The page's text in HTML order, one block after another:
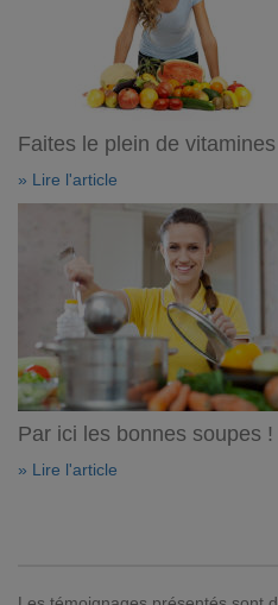
Faites le plein de vitamines
» Lire l'article
Par ici les bonnes soupes !
» Lire l'article